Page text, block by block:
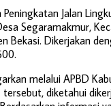
Jalan
Segaramakmur,
Bekasi. Dikerjakan
melalui APBD
diketahui